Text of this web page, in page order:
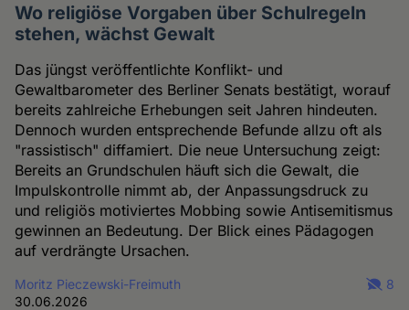
Wo religiöse Vorgaben über Schulregeln
stehen, wächst Gewalt
Das jüngst veröffentlichte Konflikt- und
Gewaltbarometer des Berliner Senats bestätigt, worauf
bereits zahlreiche Erhebungen seit Jahren hindeuten.
Dennoch wurden entsprechende Befunde allzu oft als
"rassistisch" diffamiert. Die neue Untersuchung zeigt:
Bereits an Grundschulen häuft sich die Gewalt, die
Impulskontrolle nimmt ab, der Anpassungsdruck zu
und religiös motiviertes Mobbing sowie Antisemitismus
gewinnen an Bedeutung. Der Blick eines Pädagogen
auf verdrängte Ursachen.
Moritz Pieczewski-Freimuth
30.06.2026
8